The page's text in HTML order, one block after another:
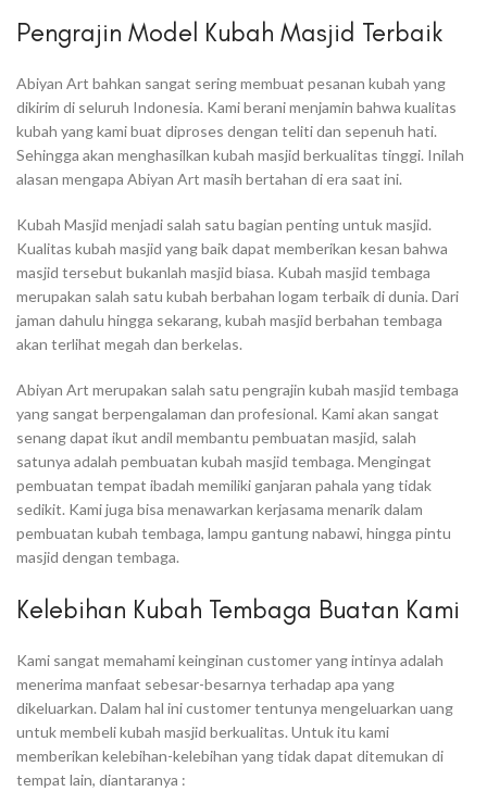
Pengrajin Model Kubah Masjid Terbaik
Abiyan Art bahkan sangat sering membuat pesanan kubah yang
dikirim di seluruh Indonesia. Kami berani menjamin bahwa kualitas
kubah yang kami buat diproses dengan teliti dan sepenuh hati.
Sehingga akan menghasilkan kubah masjid berkualitas tinggi. Inilah
alasan mengapa Abiyan Art masih bertahan di era saat ini.
Kubah Masjid menjadi salah satu bagian penting untuk masjid.
Kualitas kubah masjid yang baik dapat memberikan kesan bahwa
masjid tersebut bukanlah masjid biasa. Kubah masjid tembaga
merupakan salah satu kubah berbahan logam terbaik di dunia. Dari
jaman dahulu hingga sekarang, kubah masjid berbahan tembaga
akan terlihat megah dan berkelas.
Abiyan Art merupakan salah satu pengrajin kubah masjid tembaga
yang sangat berpengalaman dan profesional. Kami akan sangat
senang dapat ikut andil membantu pembuatan masjid, salah
satunya adalah pembuatan kubah masjid tembaga. Mengingat
pembuatan tempat ibadah memiliki ganjaran pahala yang tidak
sedikit. Kami juga bisa menawarkan kerjasama menarik dalam
pembuatan kubah tembaga, lampu gantung nabawi, hingga pintu
masjid dengan tembaga.
Kelebihan Kubah Tembaga Buatan Kami
Kami sangat memahami keinginan customer yang intinya adalah
menerima manfaat sebesar-besarnya terhadap apa yang
dikeluarkan. Dalam hal ini customer tentunya mengeluarkan uang
untuk membeli kubah masjid berkualitas. Untuk itu kami
memberikan kelebihan-kelebihan yang tidak dapat ditemukan di
tempat lain, diantaranya :